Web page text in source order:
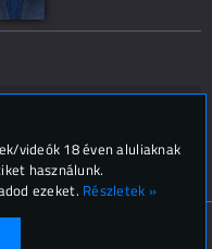
(
impresszum
videók 18 éven aluliaknak
használunk.
ezeket. Részletek »